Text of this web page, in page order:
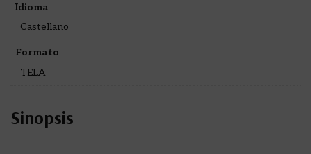
Idioma
Castellano
Formato
TELA
Sinopsis